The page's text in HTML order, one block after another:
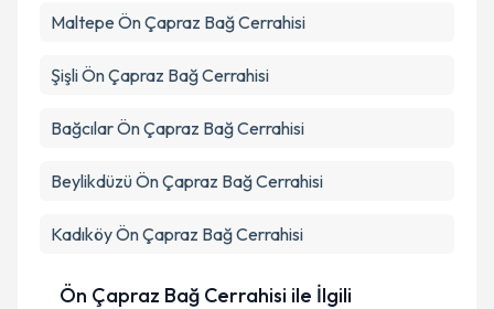
Maltepe Ön Çapraz Bağ Cerrahisi
ŞişliÖn Çapraz Bağ Cerrahisi
BağcılarÖn Çapraz Bağ Cerrahisi
BeylikdüzüÖn Çapraz Bağ Cerrahisi
KadıköyÖn Çapraz Bağ Cerrahisi
Ön Çapraz Bağ Cerrahisi ile İlgili